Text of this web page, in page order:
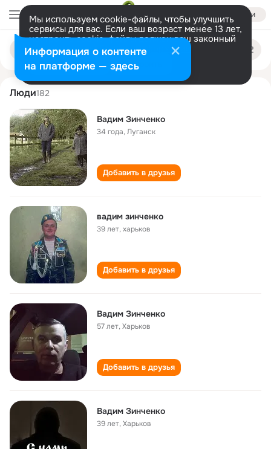
Войти
Мы используем cookie-файлы, чтобы улучшить
сервисы для вас. Если ваш возраст менее 13 лет,
настроить cookie-файлы должен ваш законный
представитель. Больше информации
Разрешить все Настроить
Поиск
людям
vadim zinchenko
Люди182
Вадим Зинченко
34 года,Луганск
Добавить в друзья
вадим зинченко
39 лет,харьков
Добавить в друзья
Вадим Зинченко
57 лет,Харьков
Добавить в друзья
Вадим Зинченко
39 лет,Харьков
Информация о контенте
на платформе — здесь